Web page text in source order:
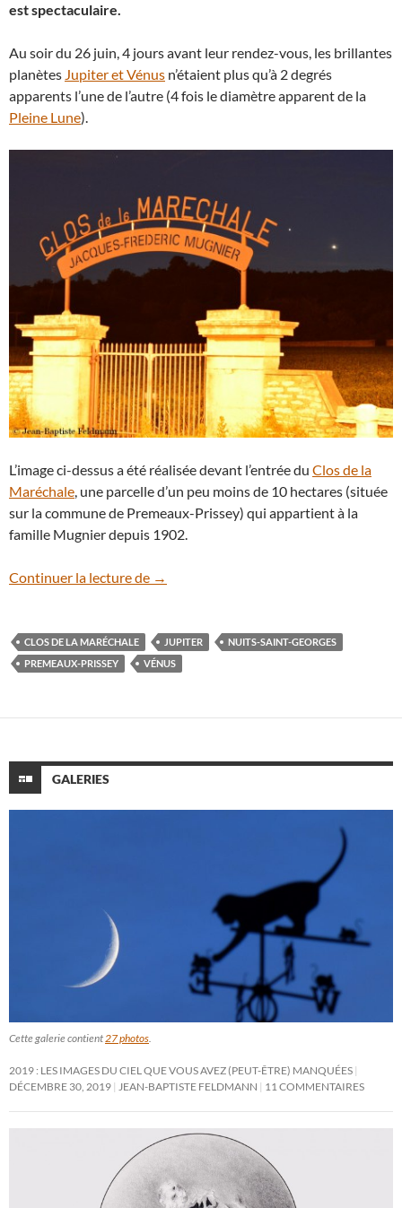
est spectaculaire.
Au soir du 26 juin, 4 jours avant leur rendez-vous, les brillantes
planètes Jupiter et Vénus n’étaient plus qu’à 2 degrés
apparents l’une de l’autre (4 fois le diamètre apparent de la
Pleine Lune).
L’image ci-dessus a été réalisée devant l’entrée du Clos de la
Maréchale, une parcelle d’un peu moins de 10 hectares (située
sur la commune de Premeaux-Prissey) qui appartient à la
famille Mugnier depuis 1902.
Continuer la lecture de Le Clos de la Maréchale accueille deux
→
CLOS DE LA MARÉCHALE JUPITER
NUITS-SAINT-GEORGES
PREMEAUX-PRISSEY
VÉNUS
GALERIES
Cette galerie contient27 photos.
2019 : LES IMAGES DU CIEL QUE VOUS AVEZ (PEUT-ÊTRE) MANQUÉES
DÉCEMBRE 30, 2019 JEAN-BAPTISTE FELDMANN 11 COMMENTAIRES